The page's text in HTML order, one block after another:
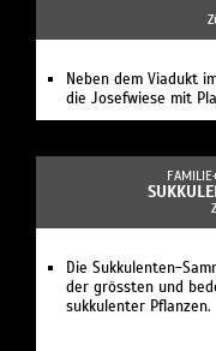
Neben dem Viadukt
die Josefwiese mit
Die Sukkulenten-
der grössten und
sukkulenter Pflanzen.